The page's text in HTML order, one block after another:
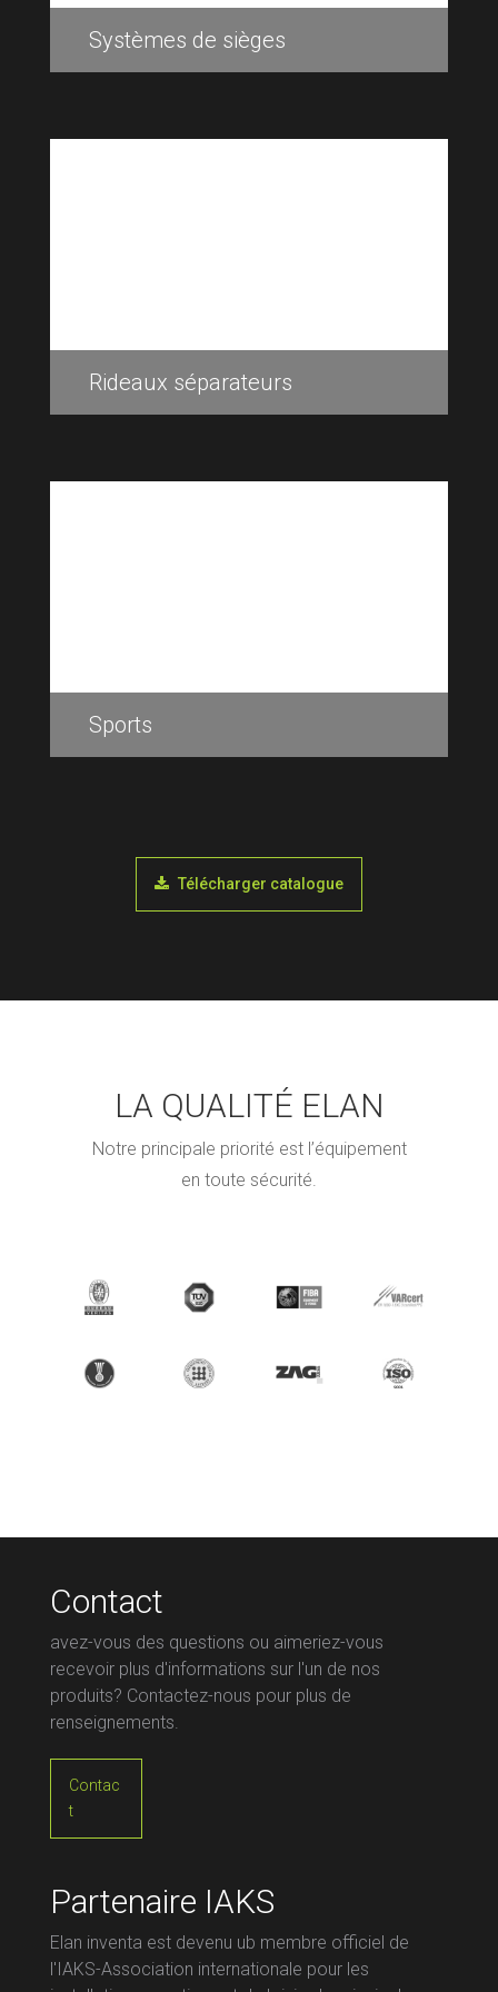
Systèmes de sièges
Rideaux séparateurs
Sports
Télécharger catalogue
LA QUALITÉ ELAN
Notre principale priorité est l’équipement
en toute sécurité.
Contact
avez-vous des questions ou aimeriez-vous
recevoir plus d'informations sur l'un de nos
produits? Contactez-nous pour plus de
renseignements.
Contac
t
Partenaire IAKS
Elan inventa est devenu ub membre officiel de
l'IAKS-Association internationale pour les